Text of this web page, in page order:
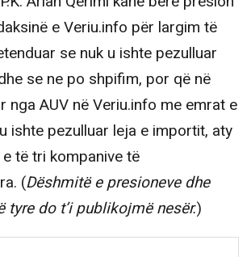
e Veriu.info për largim të
se nuk u ishte pezulluar
se ne po shpifim, por që në
nga AUV në Veriu.info me emrat e
ishte pezulluar leja e importit, aty
të tri kompanive të
(Dëshmitë e presioneve dhe
tyre do t’i publikojmë nesër.)